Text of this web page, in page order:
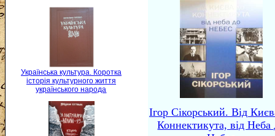
Українська культура. Коротка
історія культурного життя
українського народа
Ігор Сікорський. Від
Коннектикута, від Неба